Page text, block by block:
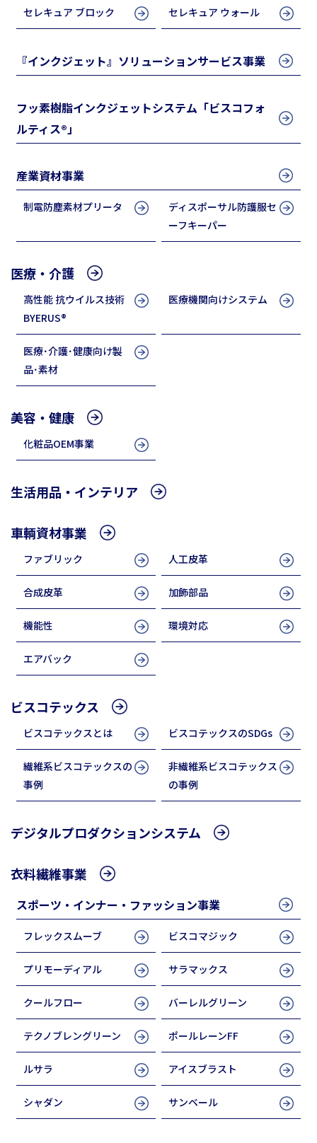
セレキュア ブロック セレキュア ウォール
『インクジェット』ソリューションサービス事業
フッ素樹脂インクジェットシステム「ビスコフォ
ルティス®」
産業資材事業
制電防塵素材プリータ
ディスポーサル防護服セ
ーフキーパー
医療・介護
高性能 抗ウイルス技術
BYERUS®
医療機関向けシステム
医療･介護･健康向け製
品･素材
美容・健康
化粧品OEM事業
生活用品・インテリア
車輌資材事業
ファブリック 人工皮革
合成皮革 加飾部品
機能性 環境対応
エアバック
ビスコテックス
ビスコテックスとは ビスコテックスのSDGs
繊維系ビスコテックスの
事例
非繊維系ビスコテックス
の事例
デジタルプロダクションシステム
衣料繊維事業
スポーツ・インナー・ファッション事業
フレックスムーブ ビスコマジック
プリモーディアル サラマックス
クールフロー バーレルグリーン
テクノブレングリーン ポールレーンFF
ルサラ アイスブラスト
シャダン サンベール